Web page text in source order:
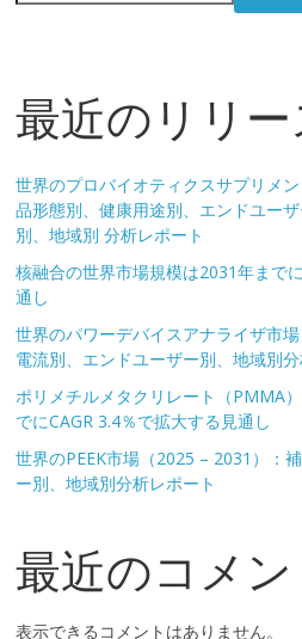
最近のリリー
世界のプロバイオティクスサプリメ
品形態別、健康用途別、エンドユー
別、地域別 分析レポート
核融合の世界市場規模は2031年まで
通し
世界のパワーデバイスアナライザ市
電流別、エンドユーザー別、地域別
ポリメチルメタクリレート（PMMA
でにCAGR 3.4％で拡大する見通し
世界のPEEK市場（2025 – 2031）：
ー別、地域別分析レポート
最近のコメン
表示できるコメントはありません。